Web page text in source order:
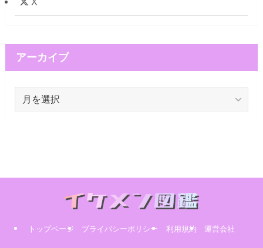
アーカイブ
トップページ プライバシーポリシー 利用規約 運営会社